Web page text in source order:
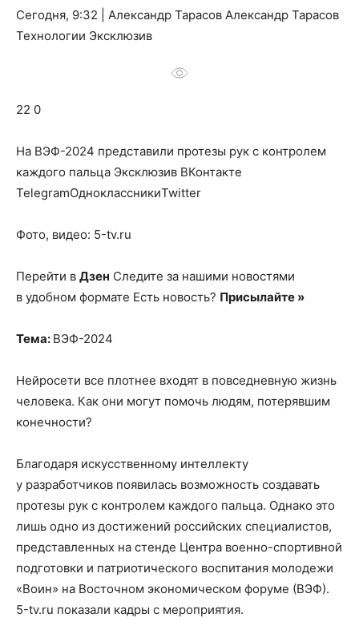
о
нем
Сегодня, 9:32 | Александр Тарасов Александр Тарасов
Технологии Эксклюзив
22 0
На ВЭФ-2024 представили протезы рук с контролем
каждого пальца Эксклюзив ВКонтакте
TelegramОдноклассникиTwitter
Фото, видео: 5-tv.ru
Перейти в Дзен Следите за нашими новостями
в удобном формате Есть новость? Присылайте »
Тема: ВЭФ-2024
Нейросети все плотнее входят в повседневную жизнь
человека. Как они могут помочь людям, потерявшим
конечности?
Благодаря искусственному интеллекту
у разработчиков появилась возможность создавать
протезы рук с контролем каждого пальца. Однако это
лишь одно из достижений российских специалистов,
представленных на стенде Центра военно-спортивной
подготовки и патриотического воспитания молодежи
«Воин» на Восточном экономическом форуме (ВЭФ).
5-tv.ru показали кадры с мероприятия.